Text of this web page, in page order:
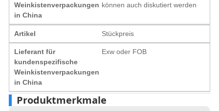
Weinkistenverpackungen
in China
können auch diskutiert werden
Artikel Stückpreis
Lieferant für
kundenspezifische
Weinkistenverpackungen
in China
Exw oder FOB
Produktmerkmale